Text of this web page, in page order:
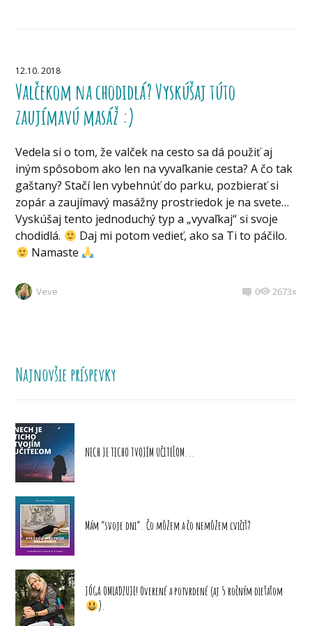
12.10. 2018
Valčekom na chodidlá? Vyskúšaj túto
zaujímavú masáž :)
Vedela si o tom, že valček na cesto sa dá použiť aj
iným spôsobom ako len na vyvaľkanie cesta? A čo tak
gaštany? Stačí len vybehnúť do parku, pozbierať si
zopár a zaujímavý masážny prostriedok je na svete…
Vyskúšaj tento jednoduchý typ a „vyvaľkaj“ si svoje
chodidlá.
Daj mi potom vedieť, ako sa Ti to páčilo.
Namaste
Veve 0 2673x
Najnovšie príspevky
NECH JE TICHO TVOJÍM UČITEĽOM...
Mám “svoje dni”. Čo môžem a čo nemôžem cvičiť?
JÓGA OMLADZUJE! Overené a potvrdené (aj 5 ročným dieťaťom
).